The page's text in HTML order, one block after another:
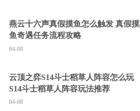
燕云十六声真假摸鱼怎么触发 真假摸
鱼奇遇任务流程攻略
04-08
云顶之弈S14斗士稻草人阵容怎么玩
S14斗士稻草人阵容玩法推荐
04-08